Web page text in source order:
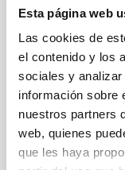
Esta página web
Las cookies de
el contenido y los
sociales y
información sobre
nuestros partners
web, quienes
que les haya
Canarias
Facilities
Organisatie
Onderzoek
Vigente